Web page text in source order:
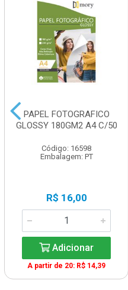
PAPEL FOTOGRAFICO
GLOSSY 180GM2 A4 C/50
Código: 16598
Embalagem: PT
R$ 16,00
Adicionar
A partir de 20: R$ 14,39